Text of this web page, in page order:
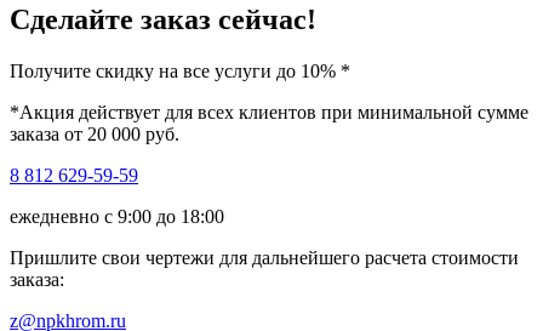
Сделайте заказ сейчас!
Получите скидку на все услуги до 10% *
*Акция действует для всех клиентов при минимальной сумме
заказа от 20 000 руб.
8 812 629-59-59
ежедневно с 9:00 до 18:00
Пришлите свои чертежи для дальнейшего расчета стоимости
заказа:
z@npkhrom.ru